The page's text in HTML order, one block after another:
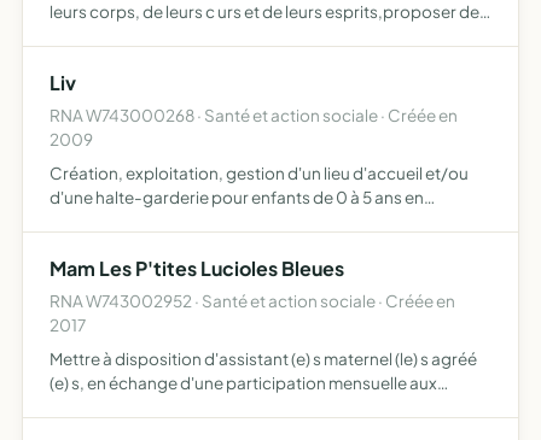
leurs corps, de leurs c urs et de leurs esprits,proposer des
Liv
RNA W743000268 · Santé et action sociale · Créée en
2009
Création, exploitation, gestion d'un lieu d'accueil et/ou
d'une halte-garderie pour enfants de 0 à 5 ans en
Mam Les P'tites Lucioles Bleues
RNA W743002952 · Santé et action sociale · Créée en
2017
Mettre à disposition d'assistant (e) s maternel (le) s agréé
(e) s, en échange d'une participation mensuelle aux